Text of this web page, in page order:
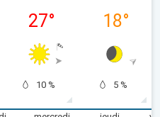
27°
10 %
18°
5 %